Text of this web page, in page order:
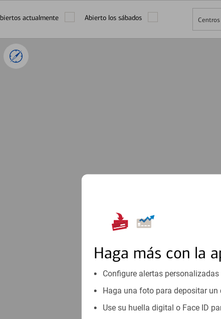
Haga más con la
Configure alertas personalizadas
Haga una foto para depositar
Use su huella digital o Face ID
actualmente Abierto los sábados